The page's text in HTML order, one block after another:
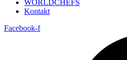
WORLDCHEFS
Kontakt
Facebook-f